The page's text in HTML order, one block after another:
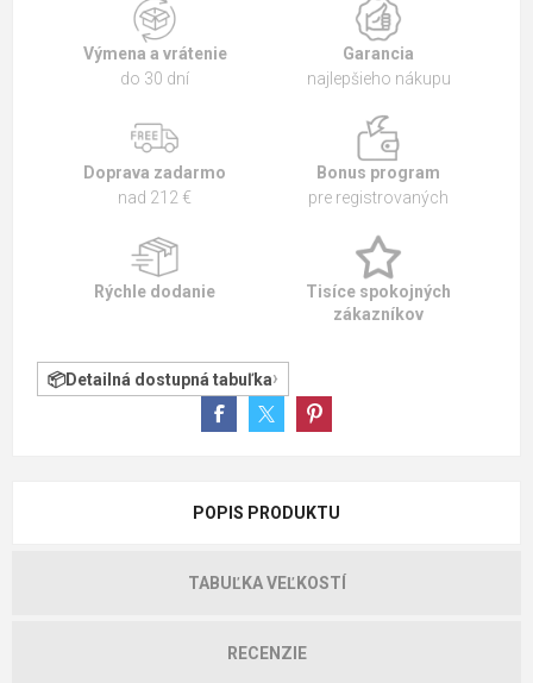
Výmena a vrátenie
do 30 dní
Garancia
najlepšieho nákupu
Doprava zadarmo
nad 212 €
Bonus program
pre registrovaných
Rýchle dodanie
Tisíce spokojných
zákazníkov
Detailná dostupná tabuľka
POPIS PRODUKTU
TABUĽKA VEĽKOSTÍ
RECENZIE